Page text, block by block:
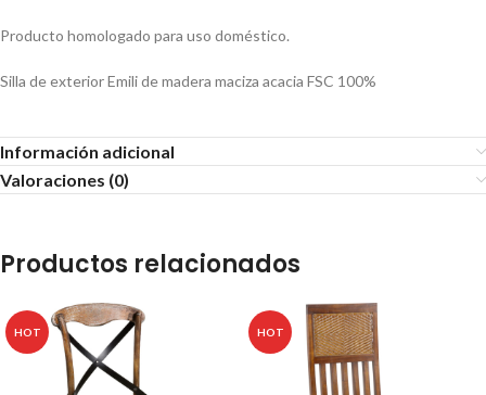
Producto homologado para uso doméstico.
Silla de exterior Emili de madera maciza acacia FSC 100%
Información adicional
Valoraciones (0)
Productos relacionados
HOT HOT